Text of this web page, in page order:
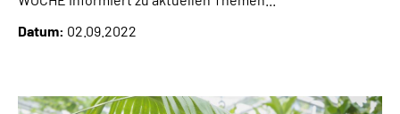
Über Uns
Datum: 02.09.2022